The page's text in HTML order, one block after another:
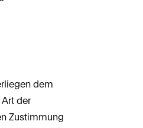
dem
der
Zustimmung